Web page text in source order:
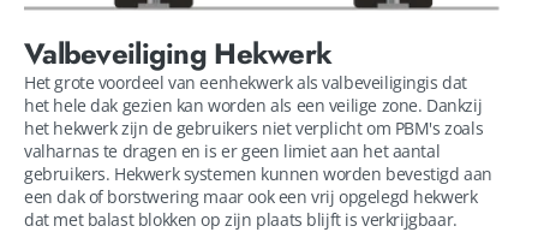
Valbeveiliging Hekwerk
Het grote voordeel van eenhekwerk als valbeveiligingis dat
het hele dak gezien kan worden als een veilige zone. Dankzij
het hekwerk zijn de gebruikers niet verplicht om PBM's zoals
valharnas te dragen en is er geen limiet aan het aantal
gebruikers. Hekwerk systemen kunnen worden bevestigd aan
een dak of borstwering maar ook een vrij opgelegd hekwerk
dat met balast blokken op zijn plaats blijft is verkrijgbaar.